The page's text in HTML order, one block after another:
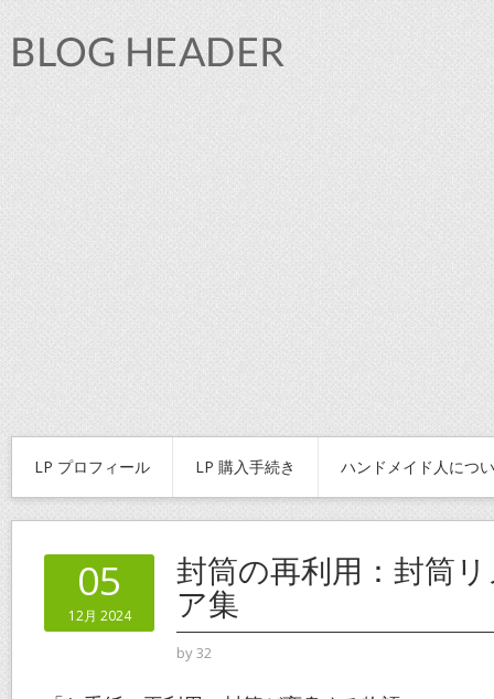
LP プロフィール LP 購入手続き ハンドメイド人につ
05
12月 2024
封筒の再利用：封筒
ア集
by32